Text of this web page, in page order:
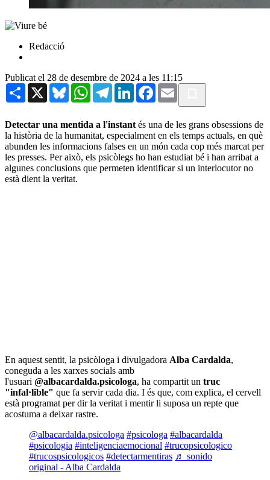
Redacció
Publicat el 28 de desembre de 2024 a les 11:15
Share X BlueskyWhatsAppTelegramLinkedInFacebook
Email
Detectar una mentida a l'instant és una de les grans obsessions de
la història de la humanitat, especialment en els temps actuals, en què
abunden les informacions falses en un món cada cop més marcat per
les presses. Per això, els psicòlegs ho han estudiat bé i han arribat a
algunes conclusions que permeten identificar si un interlocutor no
està dient la veritat.
En aquest sentit, la psicòloga i divulgadora Alba Cardalda,
coneguda a les xarxes socials amb
l'usuari @albacardalda.psicologa, ha compartit un truc
"infal·lible" que fa servir cada dia. I és que, com explica, el cervell
està programat per dir la veritat i mentir li suposa un repte que
acostuma a deixar rastre.
@albacardalda.psicologa #psicologa #albacardalda
#psicologia #inteligenciaemocional #trucopsicologico
#trucospsicologicos #detectarmentiras ♬ sonido
original - Alba Cardalda